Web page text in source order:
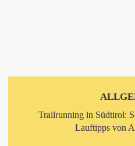
Trailrunning in Südtirol:
Lauftipps von